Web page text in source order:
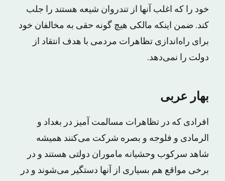
خود را که اغلب آنها از تندروان شیعه هستند را جلب
کند. ضمن اینکه مالکی هیچ گونه حقی به مخالفان خود
برای راه‌اندازی تظاهرات مردمی با هدف انتقاد از
دولت را نمی‌دهد.
بهار عربی
افرادی که در تظاهرات مسالمت آمیز در بغداد و
الرمادی و فلوجه و بصره شرکت می‌کنند همیشه
شاهد سرکوب وحشیانه ماموران دولتی هستند و در
برخی مواقع هم بسیاری از آنها دستگیر می‌شوند و در